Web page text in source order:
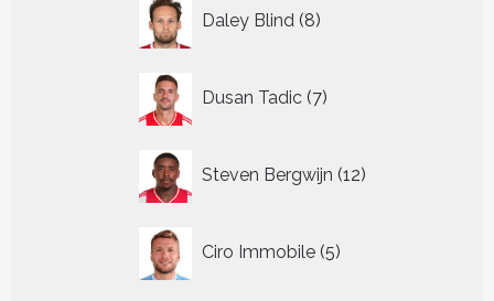
Daley Blind 8
producten
Dusan Tadic 7
producten
Steven Bergwijn 12
producten
Ciro Immobile 5
producten